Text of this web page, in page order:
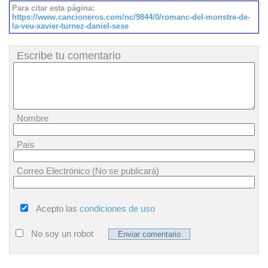
Para citar esta página:
https://www.cancioneros.com/nc/9844/0/romanc-del-monstre-de-
la-veu-xavier-turnez-daniel-sese
Escribe tu comentario
Nombre
País
Correo Electrónico (No se publicará)
Acepto las condiciones de uso
No soy un robot